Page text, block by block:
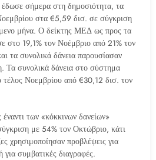
σήμερα στη δημοσιότητα, τα
στα €5,59 δισ. σε σύγκριση
μήνα. Ο δείκτης ΜΕΔ ως προς τα
στο 19,1% τον Νοέμβριο από 21% τον
τα συνολικά δάνεια παρουσίασαν
Τα συνολικά δάνεια στο σύστημα
Νοεμβρίου από €30,12 δισ. τον
των «κόκκινων δανείων»
με 54% τον Οκτώβριο, κάτι
χρησιμοποίησαν προβλέψεις για
συμβατικές διαγραφές.